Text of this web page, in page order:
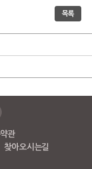
목록
관
찾아오시는길